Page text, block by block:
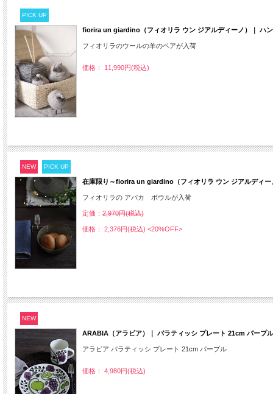
PICK UP
fiorira un giardino（フィオリラ ウン ジアルディーノ）｜ ハ
フィオリラのウールの羊のペアが入荷
価格： 11,990円(税込)
NEW PICK UP
在庫限り～fiorira un giardino（フィオリラ ウン ジアルディ
フィオリラの アバカ ボウルが入荷
定価： 2,970円(税込)
価格： 2,376円(税込) <20%OFF>
NEW
ARABIA（アラビア）｜ パラティッシ プレート 21cm パープル
アラビア パラティッシ プレート 21cm パープル
価格： 4,980円(税込)